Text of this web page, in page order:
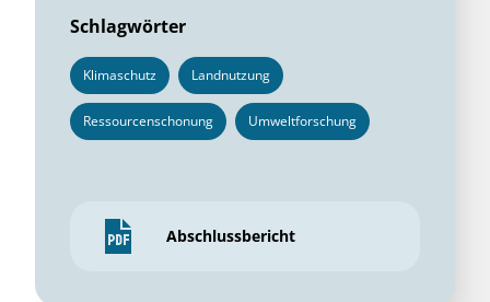
Schlagwörter
Klimaschutz Landnutzung
Ressourcenschonung Umweltforschung
Abschlussbericht